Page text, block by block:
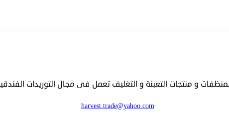
و منتجات التعبئة و التغليف تعمل فى مجال التوريدات الفندقيه
harvest.trade@yahoo.com